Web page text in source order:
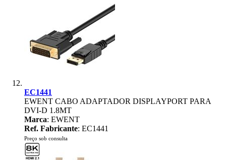
EC1441
EWENT CABO ADAPTADOR DISPLAYPORT PARA
DVI-D 1.8MT
Marca: EWENT
Ref. Fabricante: EC1441
Preço sob consulta